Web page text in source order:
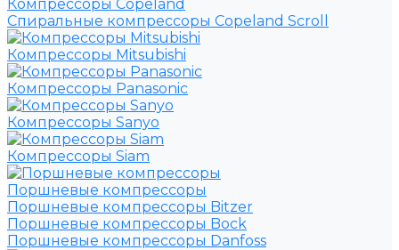
Компрессоры Copeland
Спиральные компрессоры Copeland Scroll
Компрессоры Mitsubishi
Компрессоры Panasonic
Компрессоры Sanyo
Компрессоры Siam
Поршневые компрессоры
Поршневые компрессоры Bitzer
Поршневые компрессоры Bock
Поршневые компрессоры Danfoss